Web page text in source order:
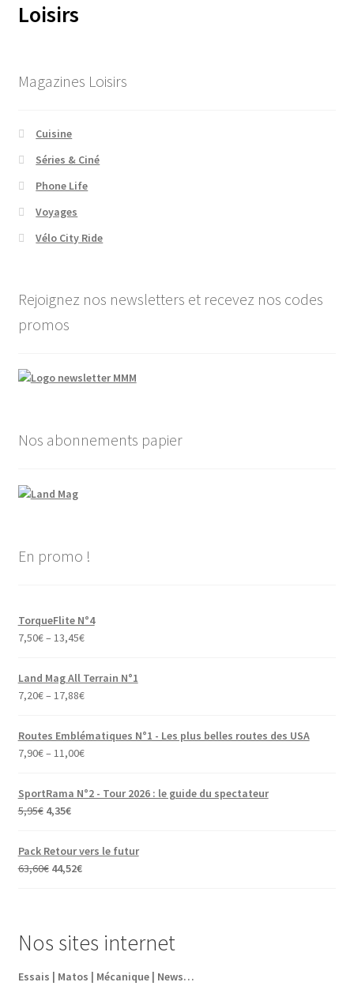
Loisirs
Magazines Loisirs
Cuisine
Séries & Ciné
Phone Life
Voyages
Vélo City Ride
Rejoignez nos newsletters et recevez nos codes
promos
Nos abonnements papier
En promo !
TorqueFlite N°4
7,50€– 13,45€
Land Mag All Terrain N°1
7,20€– 17,88€
Routes Emblématiques N°1 - Les plus belles routes des USA
7,90€– 11,00€
SportRama N°2 - Tour 2026 : le guide du spectateur
5,95€ Le
initial
était :
4,35€Le
est :
Pack Retour vers le futur
63,60€ Le
63,60€.
44,52€Le
44,52€.
Nos sites internet
Essais | Matos | Mécanique | News…